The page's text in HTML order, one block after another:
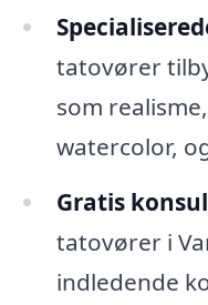
tatovører
som
watercolor,
Gratis
tatovører i
indledende